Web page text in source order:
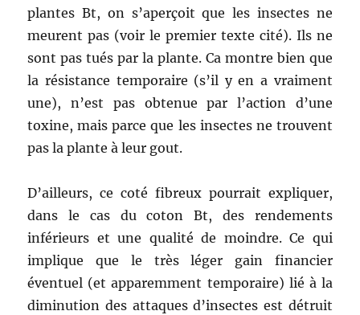
plantes Bt, on s’aperçoit que les insectes ne
meurent pas (voir le premier texte cité). Ils ne
sont pas tués par la plante. Ca montre bien que
la résistance temporaire (s’il y en a vraiment
une), n’est pas obtenue par l’action d’une
toxine, mais parce que les insectes ne trouvent
pas la plante à leur gout.
D’ailleurs, ce coté fibreux pourrait expliquer,
dans le cas du coton Bt, des rendements
inférieurs et une qualité de moindre. Ce qui
implique que le très léger gain financier
éventuel (et apparemment temporaire) lié à la
diminution des attaques d’insectes est détruit